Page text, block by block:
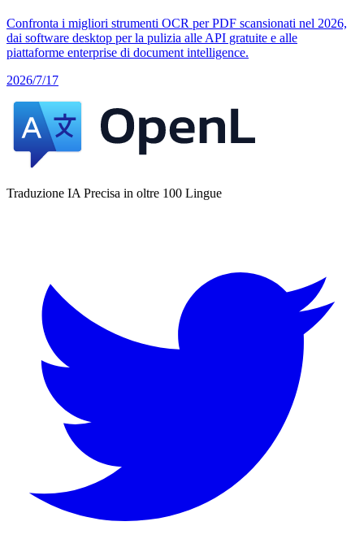
Confronta i migliori strumenti OCR per PDF scansionati nel 2026,
dai software desktop per la pulizia alle API gratuite e alle
piattaforme enterprise di document intelligence.
2026/7/17
Traduzione IA Precisa in oltre 100 Lingue